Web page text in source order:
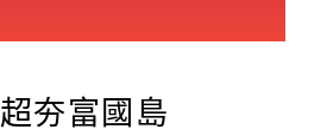
超夯富國島